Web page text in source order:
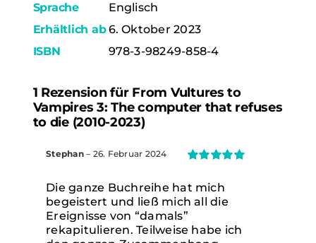
Sprache
Englisch
Erhältlich ab6. Oktober 2023
ISBN
978-3-98249-858-4
1 Rezension für From Vultures to
Vampires 3: The computer that refuses
to die (2010-2023)
mit5 von 5
Stephan– 26. Februar 2024
Die ganze Buchreihe hat mich
begeistert und ließ mich all die
Ereignisse von “damals”
rekapitulieren. Teilweise habe ich